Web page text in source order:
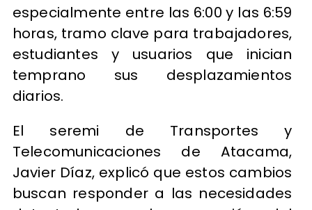
especialmente entre las 6:00 y las 6:59
horas, tramo clave para trabajadores,
estudiantes y usuarios que inician
temprano sus desplazamientos
diarios.
El seremi de Transportes y
Telecomunicaciones de Atacama,
Javier Díaz, explicó que estos cambios
buscan responder a las necesidades